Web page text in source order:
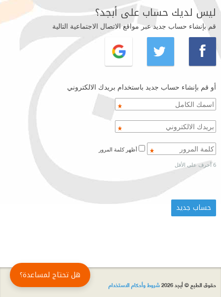
ليس لديك حساب على أبجد؟
قم بإنشاء حساب جديد عبر مواقع الاتصال الاجتماعية التالية
أو قم بإنشاء حساب جديد باستخدام بريدك الالكتروني
6 أحرف على الأقل
حقوق الطبع © أبجد 2026 شروط وأحكام الاستخدام
هل تحتاج لمساعدة؟